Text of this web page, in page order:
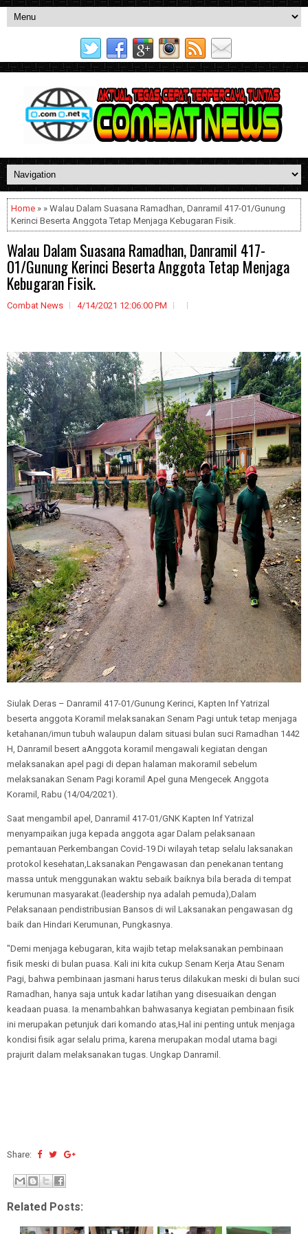
Home » » Walau Dalam Suasana Ramadhan, Danramil 417-01/Gunung
Kerinci Beserta Anggota Tetap Menjaga Kebugaran Fisik.
Walau Dalam Suasana Ramadhan, Danramil 417-
01/Gunung Kerinci Beserta Anggota Tetap Menjaga
Kebugaran Fisik.
Combat News 4/14/2021 12:06:00 PM
Siulak Deras – Danramil 417-01/Gunung Kerinci, Kapten Inf Yatrizal
beserta anggota Koramil melaksanakan Senam Pagi untuk tetap menjaga
ketahanan/imun tubuh walaupun dalam situasi bulan suci Ramadhan 1442
H, Danramil besert aAnggota koramil mengawali kegiatan dengan
melaksanakan apel pagi di depan halaman makoramil sebelum
melaksanakan Senam Pagi koramil Apel guna Mengecek Anggota
Koramil, Rabu (14/04/2021).
Saat mengambil apel, Danramil 417-01/GNK Kapten Inf Yatrizal
menyampaikan juga kepada anggota agar Dalam pelaksanaan
pemantauan Perkembangan Covid-19 Di wilayah tetap selalu laksanakan
protokol kesehatan,Laksanakan Pengawasan dan penekanan tentang
massa untuk menggunakan waktu sebaik baiknya bila berada di tempat
kerumunan masyarakat.(leadership nya adalah pemuda),Dalam
Pelaksanaan pendistribusian Bansos di wil Laksanakan pengawasan dg
baik dan Hindari Kerumunan, Pungkasnya.
"Demi menjaga kebugaran, kita wajib tetap melaksanakan pembinaan
fisik meski di bulan puasa. Kali ini kita cukup Senam Kerja Atau Senam
Pagi, bahwa pembinaan jasmani harus terus dilakukan meski di bulan suci
Ramadhan, hanya saja untuk kadar latihan yang disesuaikan dengan
keadaan puasa. Ia menambahkan bahwasanya kegiatan pembinaan fisik
ini merupakan petunjuk dari komando atas,Hal ini penting untuk menjaga
kondisi fisik agar selalu prima, karena merupakan modal utama bagi
prajurit dalam melaksanakan tugas. Ungkap Danramil.
Share:
Related Posts: